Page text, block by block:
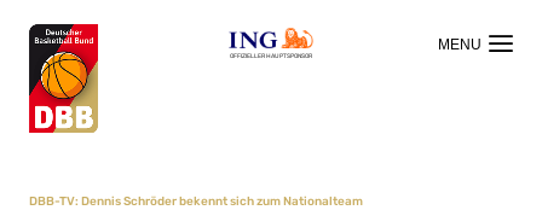
OFFIZIELLER HAUPTSPONSOR
DBB-TV: Dennis Schröder bekennt sich zum Nationalteam